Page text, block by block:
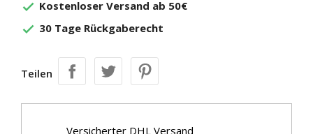
 Kostenloser Versand ab 50€
 30 Tage Rückgaberecht
Teilen
Versicherter DHL Versand